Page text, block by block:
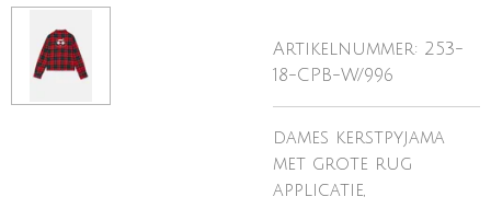
Artikelnummer: 253-
18-CPB-W/996
dames kerstpyjama
met grote rug
applicatie,